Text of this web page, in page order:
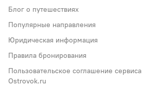
Блог о путешествиях
Популярные направления
Юридическая информация
Правила бронирования
Пользовательское соглашение сервиса
Ostrovok.ru